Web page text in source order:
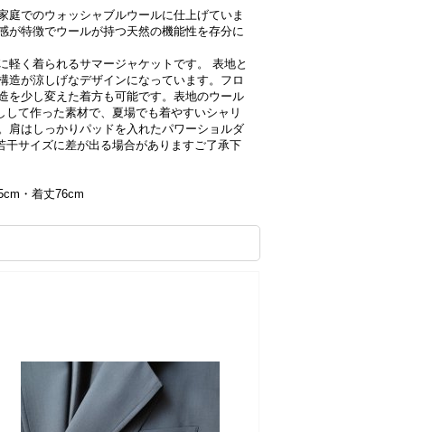
庭でのウォッシャブルウールに仕上げていま
が特徴でウールが持つ天然の機能性を存分に
軽く着られるサマージャケットです。 表地と
造が涼しげなデザインになっています。フロ
を少し変えた着方も可能です。表地のウール
て作った素材で、夏場でも着やすいシャリ
肩はしっかりパッドを入れたパワーショルダ
サイズに差が出る場合がありますご了承下
・着丈76cm